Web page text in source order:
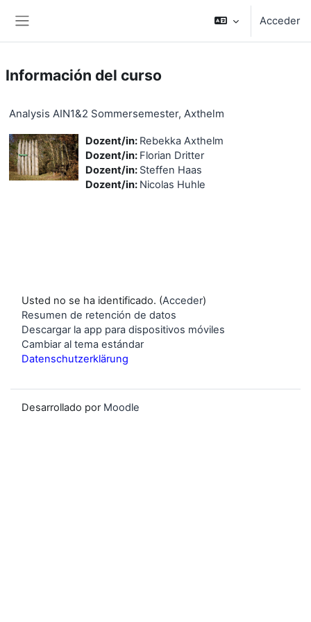
Acceder
Información del curso
Analysis AIN1&2 Sommersemester, Axthelm
Dozent/in: Rebekka Axthelm
Dozent/in: Florian Dritter
Dozent/in: Steffen Haas
Dozent/in: Nicolas Huhle
Usted no se ha identificado. (Acceder)
Resumen de retención de datos
Descargar la app para dispositivos móviles
Cambiar al tema estándar
Datenschutzerklärung
Desarrollado por Moodle